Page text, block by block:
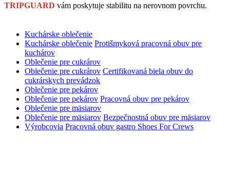
TRIPGUARD vám poskytuje stabilitu na nerovnom povrchu.
Kuchárske oblečenie
Kuchárske oblečenie Protišmyková pracovná obuv pre
kuchárov
Oblečenie pre cukrárov
Oblečenie pre cukrárov Certifikovaná biela obuv do
cukrárskych prevádzok
Oblečenie pre pekárov
Oblečenie pre pekárov Pracovná obuv pre pekárov
Oblečenie pre mäsiarov
Oblečenie pre mäsiarov Bezpečnostná obuv pre mäsiarov
Výrobcovia Pracovná obuv gastro Shoes For Crews